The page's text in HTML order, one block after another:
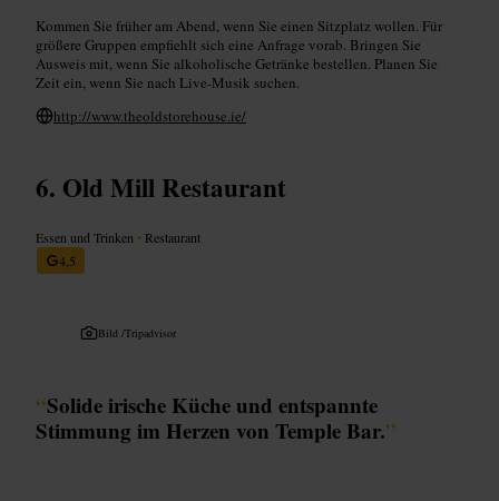
Kommen Sie früher am Abend, wenn Sie einen Sitzplatz wollen. Für
größere Gruppen empfiehlt sich eine Anfrage vorab. Bringen Sie
Ausweis mit, wenn Sie alkoholische Getränke bestellen. Planen Sie
Zeit ein, wenn Sie nach Live‑Musik suchen.
http://www.theoldstorehouse.ie/
Old Mill Restaurant
Essen und Trinken • Restaurant
4,5
Bild /Tripadvisor
“Solide irische Küche und entspannte
Stimmung im Herzen von Temple Bar.”